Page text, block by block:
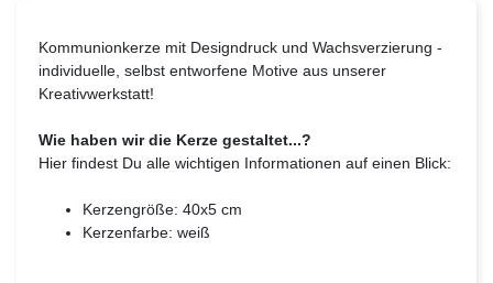
Kommunionkerze mit Designdruck und Wachsverzierung -
individuelle, selbst entworfene Motive aus unserer
Kreativwerkstatt!
Wie haben wir die Kerze gestaltet...?
Hier findest Du alle wichtigen Informationen auf einen Blick:
Kerzengröße: 40x5 cm
Kerzenfarbe: weiß